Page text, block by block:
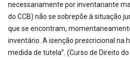
necessariamente por inventariante
do CCB) não se sobrepõe à situação
que se encontram,
inventário. A isenção prescricional na
medida de tutela”. (Curso de Direito do